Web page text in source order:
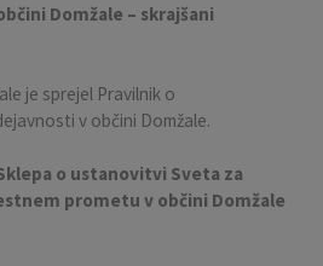
Domžale – skrajšani
je sprejel Pravilnik o
v občini Domžale.
o ustanovitvi Sveta za
prometu v občini Domžale